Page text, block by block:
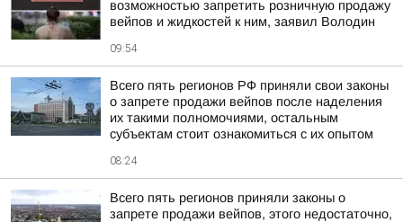
возможностью запретить розничную продажу
вейпов и жидкостей к ним, заявил Володин
09:54
Всего пять регионов РФ приняли свои законы
о запрете продажи вейпов после наделения
их такими полномочиями, остальным
субъектам стоит ознакомиться с их опытом
08:24
Всего пять регионов приняли законы о
запрете продажи вейпов, этого недостаточно,